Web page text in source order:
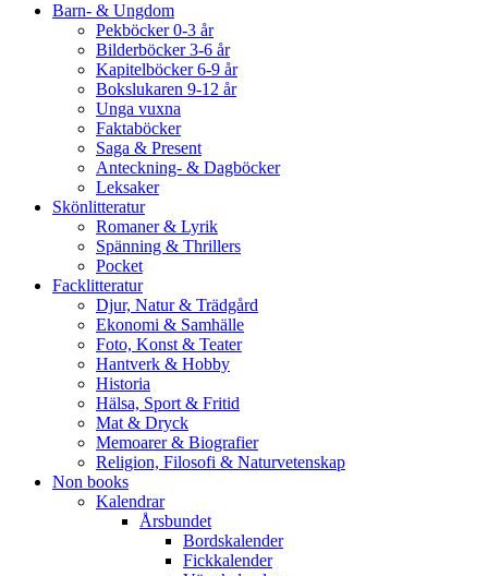
Barn- & Ungdom
Pekböcker 0-3 år
Bilderböcker 3-6 år
Kapitelböcker 6-9 år
Bokslukaren 9-12 år
Unga vuxna
Faktaböcker
Saga & Present
Anteckning- & Dagböcker
Leksaker
Skönlitteratur
Romaner & Lyrik
Spänning & Thrillers
Pocket
Facklitteratur
Djur, Natur & Trädgård
Ekonomi & Samhälle
Foto, Konst & Teater
Hantverk & Hobby
Historia
Hälsa, Sport & Fritid
Mat & Dryck
Memoarer & Biografier
Religion, Filosofi & Naturvetenskap
Non books
Kalendrar
Årsbundet
Bordskalender
Fickkalender